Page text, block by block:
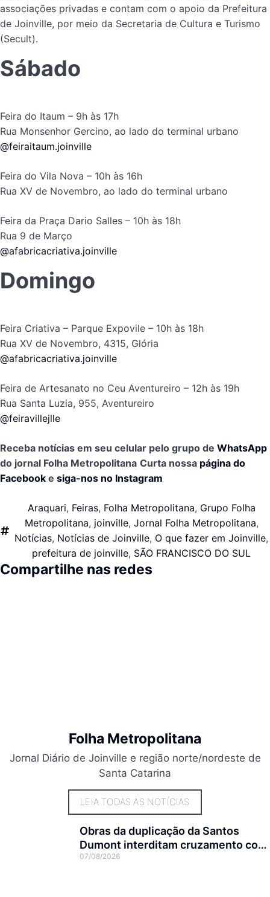
associações privadas e contam com o apoio da Prefeitura
de Joinville, por meio da Secretaria de Cultura e Turismo
(Secult).
Sábado
Feira do Itaum – 9h às 17h
Rua Monsenhor Gercino, ao lado do terminal urbano
@feiraitaum.joinville
Feira do Vila Nova – 10h às 16h
Rua XV de Novembro, ao lado do terminal urbano
Feira da Praça Dario Salles – 10h às 18h
Rua 9 de Março
@afabricacriativa.joinville
Domingo
Feira Criativa – Parque Expovile – 10h às 18h
Rua XV de Novembro, 4315, Glória
@afabricacriativa.joinville
Feira de Artesanato no Ceu Aventureiro – 12h às 19h
Rua Santa Luzia, 955, Aventureiro
@feiravillejlle
Receba notícias em seu celular pelo grupo de WhatsApp
do jornal Folha Metropolitana Curta nossa página do
Facebook e siga-nos no Instagram
Araquari, Feiras, Folha Metropolitana, Grupo Folha
Metropolitana, joinville, Jornal Folha Metropolitana,
Notícias, Notícias de Joinville, O que fazer em Joinville,
prefeitura de joinville, SÃO FRANCISCO DO SUL
Compartilhe nas redes
Folha Metropolitana
Jornal Diário de Joinville e região norte/nordeste de
Santa Catarina
LEIA TODAS AS NOTÍCIAS
Obras da duplicação da Santos
Dumont interditam cruzamento com
a rua Otto Nass
07/08/2026